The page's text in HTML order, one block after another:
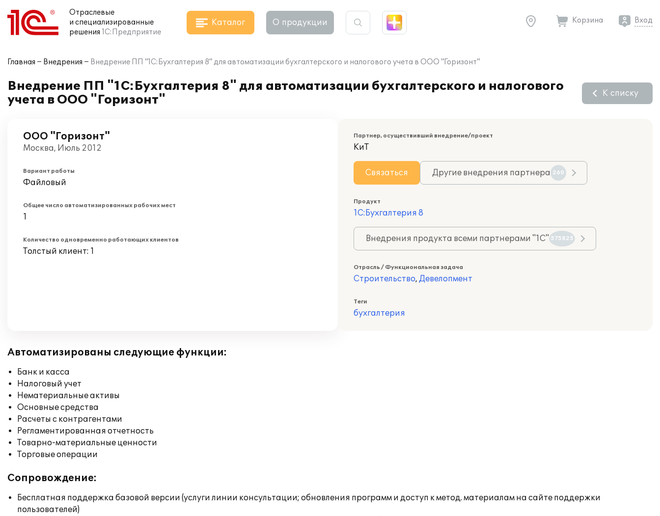
Отраслевые
и специализированные
решения 1С:Предприятие
Каталог О продукции Корзина Вход
Главная Внедрения Внедрение ПП "1С:Бухгалтерия 8" для автоматизации бухгалтерского и налогового учета в ООО "Горизонт"
Внедрение ПП "1С:Бухгалтерия 8" для автоматизации бухгалтерского и налогового
учета в ООО "Горизонт"
К списку
ООО "Горизонт"
Москва, Июль 2012
Вариант работы
Файловый
Общее число автоматизированных рабочих мест
1
Количество одновременно работающих клиентов
Толстый клиент: 1
Партнер, осуществивший внедрение/проект
КиТ
Связаться Другие внедрения партнера 260
Продукт
1С:Бухгалтерия 8
Внедрения продукта всеми партнерами "1С" 575825
Отрасль / Функциональная задача
Строительство, Девелопмент
Теги
бухгалтерия
Автоматизированы следующие функции:
Банк и касса
Налоговый учет
Нематериальные активы
Основные средства
Расчеты с контрагентами
Регламентированная отчетность
Товарно-материальные ценности
Торговые операции
Сопровождение:
Бесплатная поддержка базовой версии (услуги линии консультации; обновления программ и доступ к метод. материалам на сайте поддержки
пользователей)